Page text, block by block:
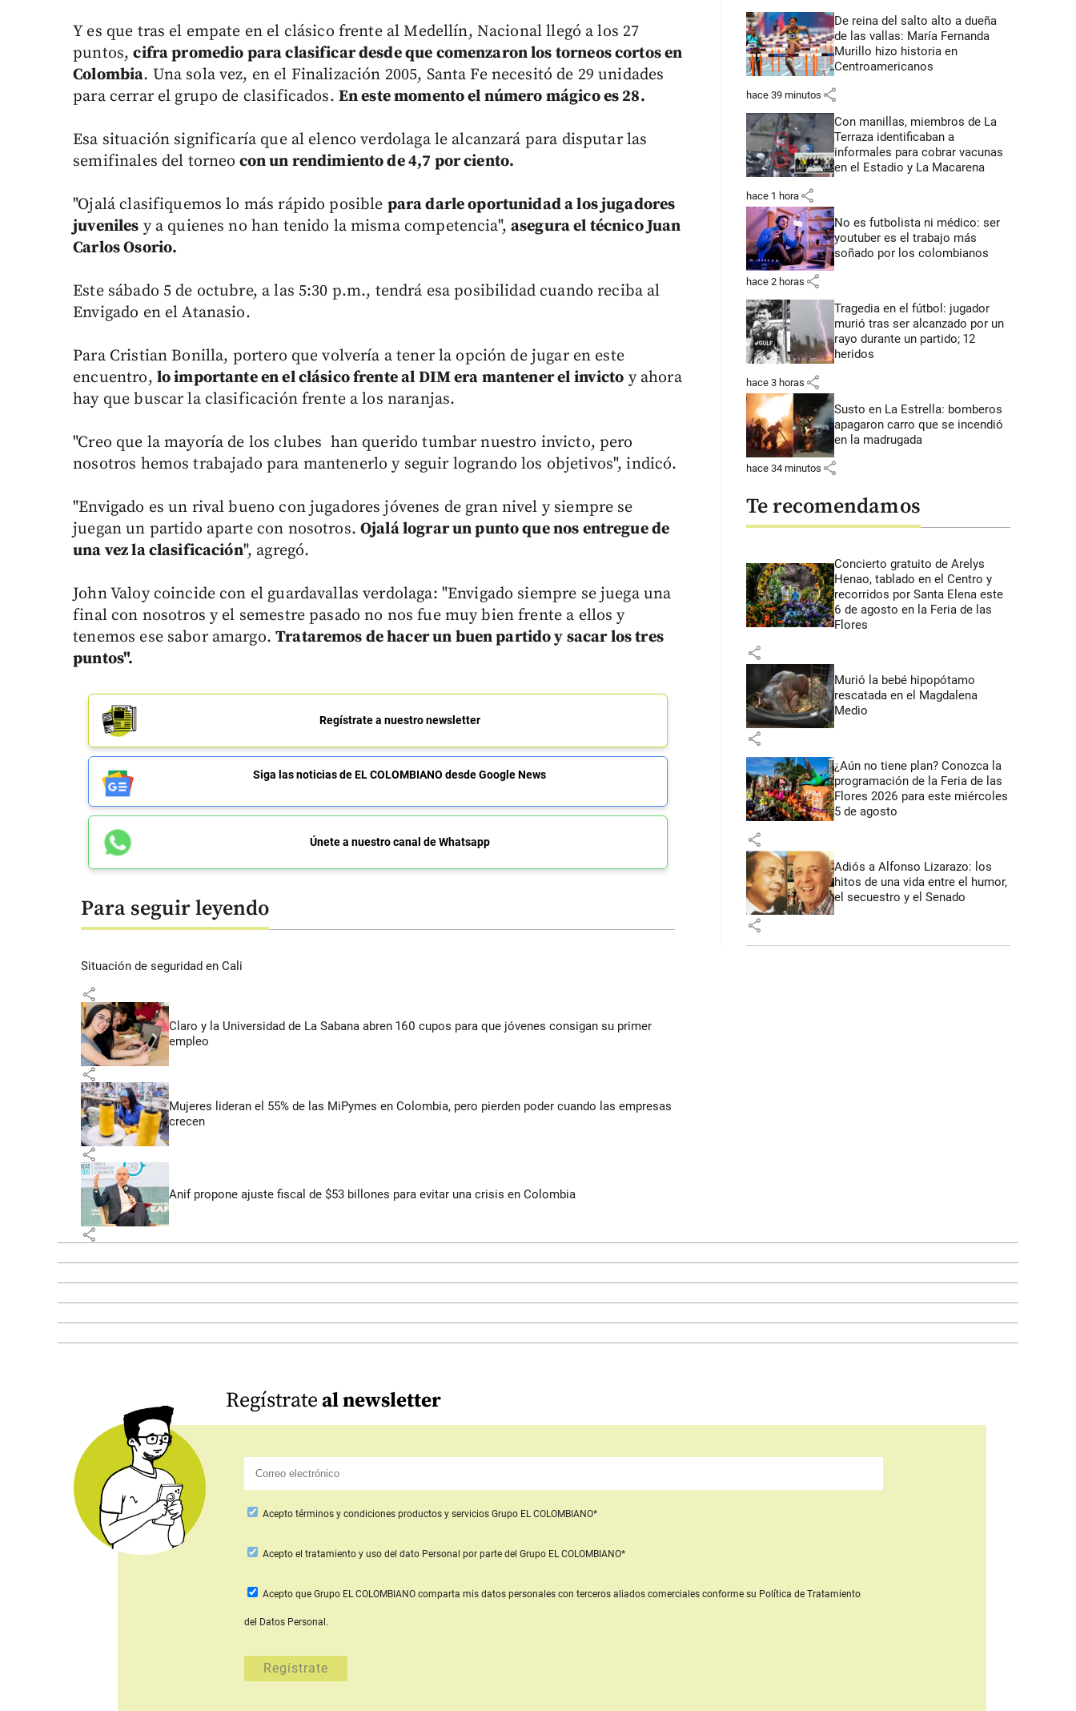
Y es que tras el empate en el clásico frente al Medellín, Nacional llegó a los 27
puntos,cifra promedio para clasificar desde que comenzaron los torneos cortos en
Colombia. Una sola vez, en el Finalización 2005, Santa Fe necesitó de 29 unidades
para cerrar el grupo de clasificados. En este momento el número mágico es 28.
Esa situación significaría que al elenco verdolaga le alcanzará para disputar las
semifinales del torneo con un rendimiento de 4,7 por ciento.
"Ojalá clasifiquemos lo más rápido posible para darle oportunidad a los jugadores
juveniles y a quienes no han tenido la misma competencia",asegura el técnico Juan
Carlos Osorio.
Este sábado 5 de octubre, a las 5:30 p.m., tendrá esa posibilidad cuando reciba al
Envigado en el Atanasio.
Para Cristian Bonilla, portero que volvería a tener la opción de jugar en este
encuentro, lo importante en el clásico frente al DIM era mantener el invicto y ahora
hay que buscar la clasificación frente a los naranjas.
"Creo que la mayoría de los clubes han querido tumbar nuestro invicto, pero
nosotros hemos trabajado para mantenerlo y seguir logrando los objetivos", indicó.
"Envigado es un rival bueno con jugadores jóvenes de gran nivel y siempre se
juegan un partido aparte con nosotros.Ojalá lograr un punto que nos entregue de
una vez la clasificación", agregó.
John Valoy coincide con el guardavallas verdolaga: "Envigado siempre se juega una
final con nosotros y el semestre pasado no nos fue muy bien frente a ellos y
tenemos ese sabor amargo.Trataremos de hacer un buen partido y sacar los tres
puntos".
Regístrate a nuestro newsletter
Siga las noticias de EL COLOMBIANO desde Google News
Únete a nuestro canal de Whatsapp
Para seguir leyendo
Situación de seguridad en Cali
share
Claro y la Universidad de La Sabana abren 160 cupos para que jóvenes consigan su primer
empleo
share
Mujeres lideran el 55% de las MiPymes en Colombia, pero pierden poder cuando las empresas
crecen
share
Anif propone ajuste fiscal de $53 billones para evitar una crisis en Colombia
share
De reina del salto alto a dueña
de las vallas: María Fernanda
Murillo hizo historia en
Centroamericanos
hace 39 minutos share
Con manillas, miembros de La
Terraza identificaban a
informales para cobrar vacunas
en el Estadio y La Macarena
hace 1 hora share
No es futbolista ni médico: ser
youtuber es el trabajo más
soñado por los colombianos
hace 2 horas share
Tragedia en el fútbol: jugador
murió tras ser alcanzado por un
rayo durante un partido; 12
heridos
hace 3 horas share
Susto en La Estrella: bomberos
apagaron carro que se incendió
en la madrugada
hace 34 minutos share
Te recomendamos
Concierto gratuito de Arelys
Henao, tablado en el Centro y
recorridos por Santa Elena este
6 de agosto en la Feria de las
Flores
share
Murió la bebé hipopótamo
rescatada en el Magdalena
Medio
share
¿Aún no tiene plan? Conozca la
programación de la Feria de las
Flores 2026 para este miércoles
5 de agosto
share
Adiós a Alfonso Lizarazo: los
hitos de una vida entre el humor,
el secuestro y el Senado
share
Regístrateal newsletter
Acepto términos y condiciones productos y servicios Grupo EL COLOMBIANO*
Aceptoel tratamiento y uso del dato Personal por parte del Grupo EL COLOMBIANO*
Acepto que Grupo EL COLOMBIANO comparta mis datos personales con terceros aliados comercialesconforme su Política de Tratamiento
del Datos Personal.